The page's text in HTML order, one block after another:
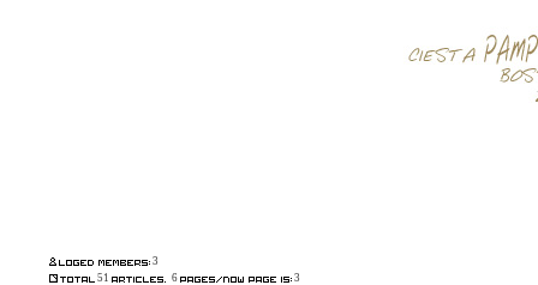
3
51
6 3